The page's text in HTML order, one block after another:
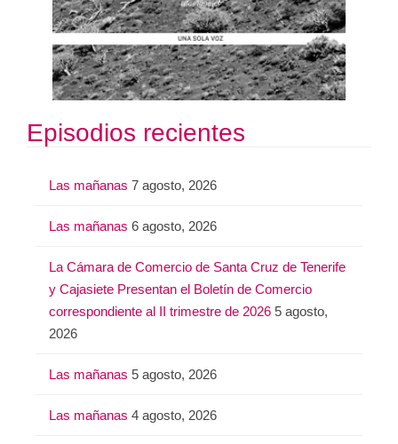
Episodios recientes
Las mañanas 7 agosto, 2026
Las mañanas 6 agosto, 2026
La Cámara de Comercio de Santa Cruz de Tenerife
y Cajasiete Presentan el Boletín de Comercio
correspondiente al II trimestre de 2026 5 agosto,
2026
Las mañanas 5 agosto, 2026
Las mañanas 4 agosto, 2026